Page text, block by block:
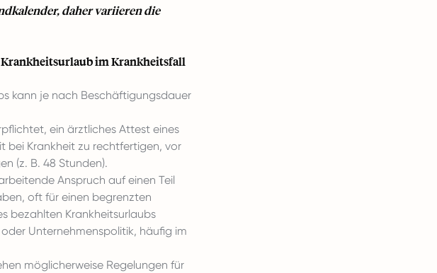
daher variieren die
im Krankheitsfall
kann je nach Beschäftigungsdauer
ein ärztliches Attest eines
bei Krankheit zu rechtfertigen, vor
(z. B. 48 Stunden).
Anspruch auf einen Teil
oft für einen begrenzten
bezahlten Krankheitsurlaubs
Unternehmenspolitik, häufig im
möglicherweise Regelungen für